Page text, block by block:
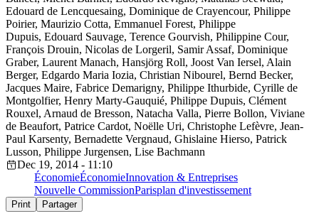
Edouard de Lencquesaing, Dominique de Crayencour, Philippe
Poirier, Maurizio Cotta, Emmanuel Forest, Philippe
Dupuis, Edouard Sauvage, Terence Gourvish, Philippine Cour,
François Drouin, Nicolas de Lorgeril, Samir Assaf, Dominique
Graber, Laurent Manach, Hansjörg Roll, Joost Van Iersel, Alain
Berger, Edgardo Maria Iozia, Christian Nibourel, Bernd Becker,
Jacques Maire, Fabrice Demarigny, Philippe Ithurbide, Cyrille de
Montgolfier, Henry Marty-Gauquié, Philippe Dupuis, Clément
Rouxel, Arnaud de Bresson, Natacha Valla, Pierre Bollon, Viviane
de Beaufort, Patrice Cardot, Noëlle Uri, Christophe Lefèvre, Jean-
Paul Karsenty, Bernadette Vergnaud, Ghislaine Hierso, Patrick
Lusson, Philippe Jurgensen, Lise Bachmann
Dec 19, 2014 - 11:10
ÉconomieÉconomieInnovation & Entreprises
Nouvelle CommissionParisplan d'investissement
Print Partager